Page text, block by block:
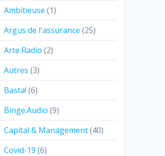
Ambitieuse (1)
Argus de l'assurance (25)
Arte Radio (2)
Autres (3)
Basta! (6)
Binge.Audio (9)
Capital & Management(40)
Covid-19 (6)